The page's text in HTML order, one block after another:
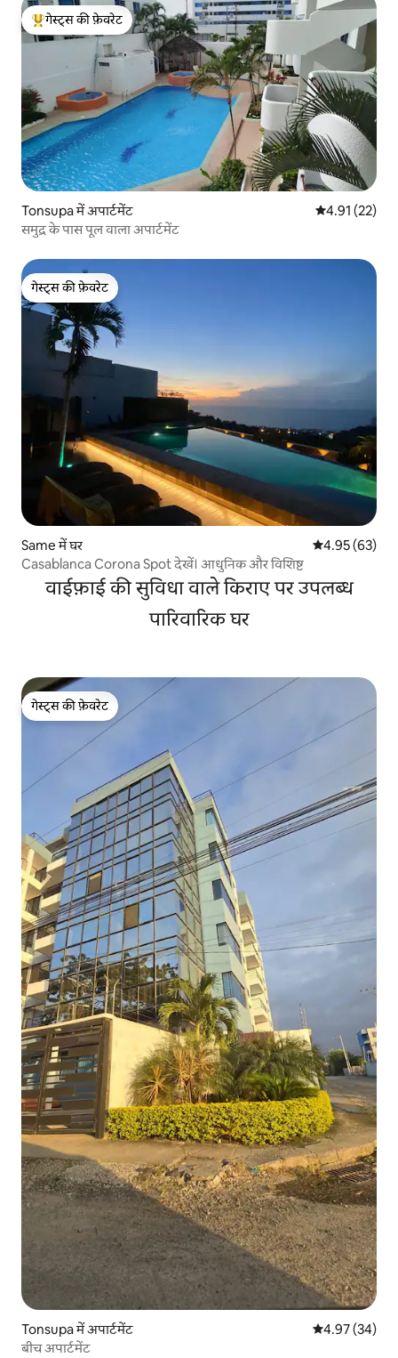
गेस्ट्स का टॉप फ़ेवरेट
गेस्ट्स की फ़ेवरेट
Tonsupa में अपार्टमेंट औसत रेटिंग 5 में
4.91 (22)
समुद्र के पास पूल वाला अपार्टमेंट
गेस्ट्स की फ़ेवरेट
गेस्ट्स की फ़ेवरेट
Same में घर औसत रेटिंग 5 में
4.95 (63)
Casablanca Corona Spot देखें। आधुनिक और विशिष्ट
वाईफ़ाई की सुविधा वाले किराए पर उपलब्ध
पारिवारिक घर
गेस्ट्स की फ़ेवरेट
गेस्ट्स की फ़ेवरेट
Tonsupa में अपार्टमेंट औसत रेटिंग 5 में
4.97 (34)
बीच अपार्टमेंट